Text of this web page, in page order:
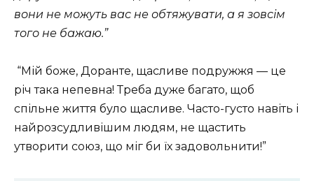
вони не можуть вас не обтяжувати, а я зовсім
того не бажаю.”
“Мій боже, Доранте, щасливе подружжя — це
річ така непевна! Треба дуже багато, щоб
спільне життя було щасливе. Часто-густо навіть і
найрозсудливішим людям, не щастить
утворити союз, що міг би їх задовольнити!”